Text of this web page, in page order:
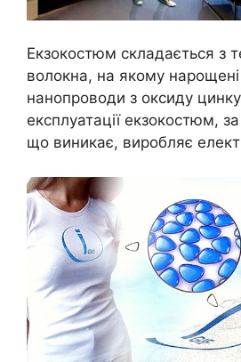
Екзокостюм складається з
волокна, на якому нарощені
нанопроводи з оксиду
експлуатації екзокостюм,
що виникає, виробляє